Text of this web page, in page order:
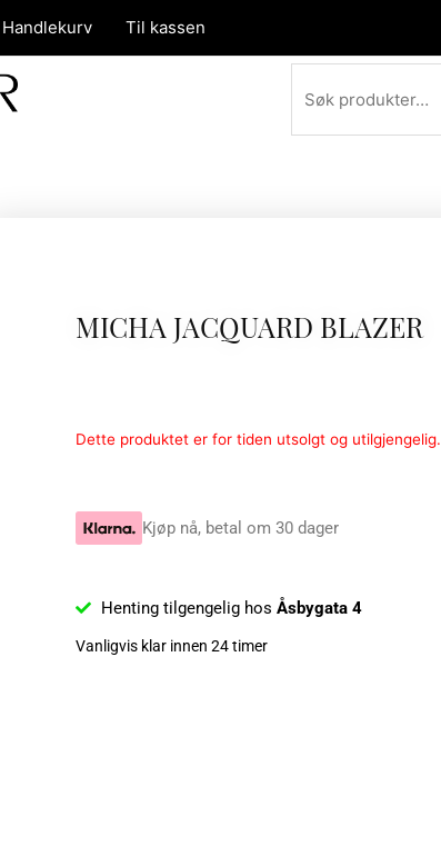
Handlekurv Til kassen
Søk
MICHA JACQUARD BLAZER
Dette produktet er for tiden utsolgt og utilgjengelig.
Kjøp nå, betal om 30 dager
Henting tilgengelig hos Åsbygata 4
Vanligvis klar innen 24 timer